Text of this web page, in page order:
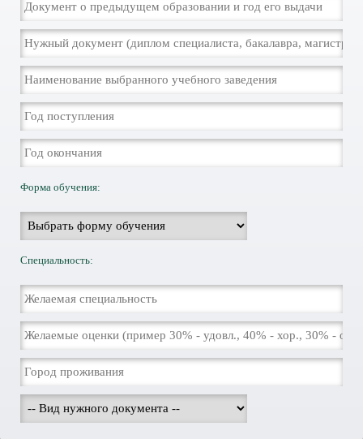
Форма обучения:
Специальность: